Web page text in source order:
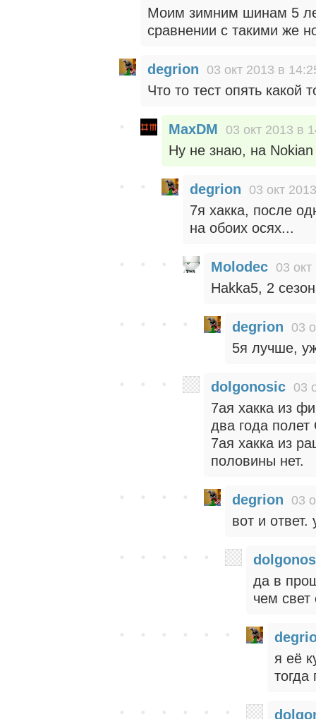
Моим зимним шинам 5
сравнении с такими же
degrion 03 окт 2013 в
Что то тест опять какой
MaxDM 03 окт 2013 в
Ну не знаю, на
degrion 03 окт
7я хакка, после
на обоих осях...
Molodec 03
Hakka5, 2
degrion 03
5я лучше,
dolgonosic 03
7ая хакка из
два года
7ая хакка из
половины нет.
degrion 03
вот и
да в
чем свет
я её